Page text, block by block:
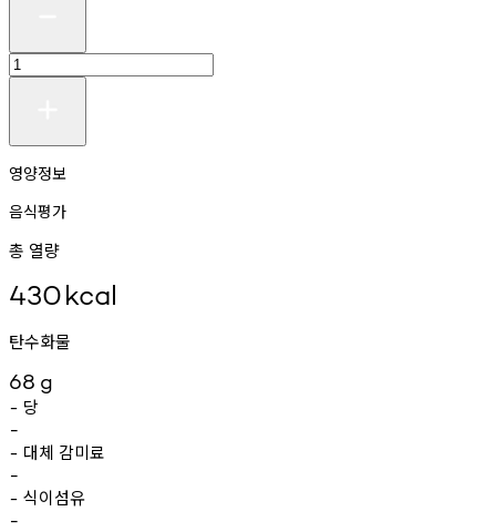
영양정보
음식평가
총 열량
430kcal
탄수화물
68 g
- 당
-
- 대체 감미료
-
- 식이섬유
-